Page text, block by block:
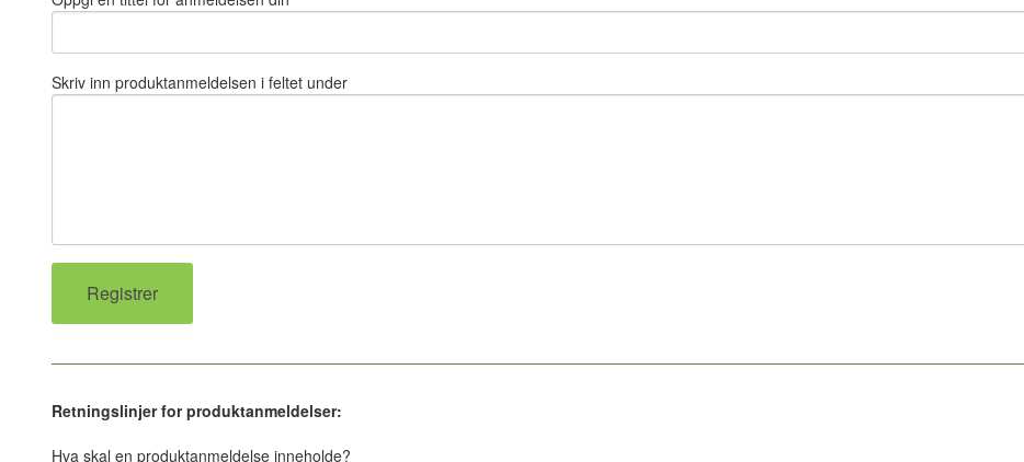
Skriv inn produktanmeldelsen i feltet under
Retningslinjer for produktanmeldelser:
Hva skal en produktanmeldelse inneholde?